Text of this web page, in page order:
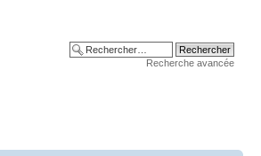
Recherche avancée